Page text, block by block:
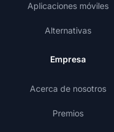
Aplicaciones móviles
Alternativas
Empresa
Acerca de nosotros
Premios